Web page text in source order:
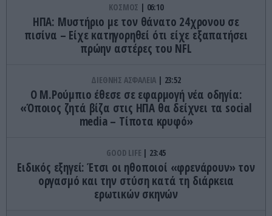
ΚΟΣΜΟΣ 06:10
ΗΠΑ: Mυστήριο με τον θάνατο 24χρονου σε
πισίνα – Είχε κατηγορηθεί ότι είχε εξαπατήσει
πρώην αστέρες του NFL
ΔΙΕΘΝΗΣ ΑΣΦΑΛΕΙΑ 23:52
Ο Μ.Ρούμπιο έθεσε σε εφαρμογή νέα οδηγία:
«Όποιος ζητά βίζα στις ΗΠΑ θα δείχνει τα social
media – Τίποτα κρυφό»
GOOD LIFE 23:45
Ειδικός εξηγεί: Έτσι οι ηθοποιοί «φρενάρουν» τον
οργασμό και την στύση κατά τη διάρκεια
ερωτικών σκηνών